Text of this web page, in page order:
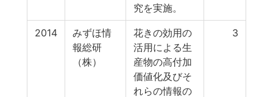
究を実施。
2014
みずほ情
報総研
（株）
花きの効用の
活用による生
産物の高付加
価値化及びそ
れらの情報の
3